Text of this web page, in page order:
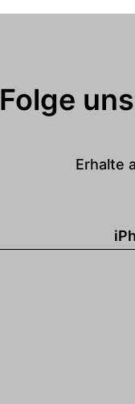
Folge
Erhalte